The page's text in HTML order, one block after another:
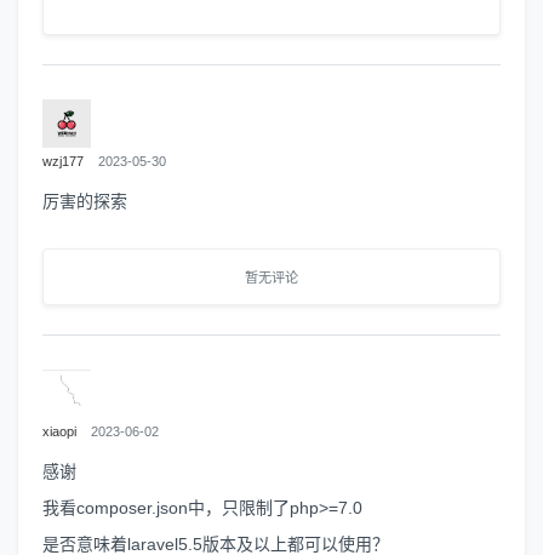
wzj177 2023-05-30
厉害的探索
暂无评论
xiaopi 2023-06-02
感谢
我看composer.json中，只限制了php>=7.0
是否意味着laravel5.5版本及以上都可以使用？